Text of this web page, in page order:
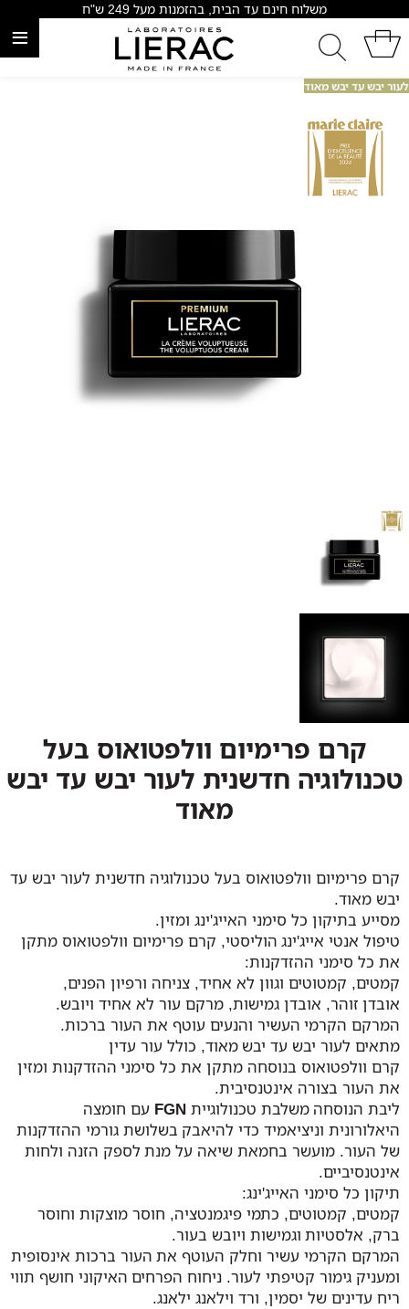
משלוח חינם עד הבית, בהזמנות מעל 249 ש"ח
≡
לעור יבש עד יבש מאוד
קרם פרימיום וולפטואוס בעל
טכנולוגיה חדשנית לעור יבש עד יבש
מאוד
קרם פרימיום וולפטואוס בעל טכנולוגיה חדשנית לעור יבש עד
יבש מאוד.
מסייע בתיקון כל סימני האייג'ינג ומזין.
טיפול אנטי אייג'ינג הוליסטי, קרם פרימיום וולפטואוס מתקן
את כל סימני ההזדקנות:
קמטים, קמטוטים וגוון לא אחיד, צניחה ורפיון הפנים,
אובדן זוהר, אובדן גמישות, מרקם עור לא אחיד ויובש.
המרקם הקרמי העשיר והנעים עוטף את העור ברכות.
מתאים לעור יבש עד יבש מאוד, כולל עור עדין
קרם וולפטואוס בנוסחה מתקן את כל סימני ההזדקנות ומזין
את העור בצורה אינטנסיבית.
ליבת הנוסחה משלבת טכנולוגיית FGN עם חומצה
היאלורונית וניציאמיד כדי להיאבק בשלושת גורמי ההזדקנות
של העור. מועשר בחמאת שיאה על מנת לספק הזנה ולחות
אינטנסיביים.
תיקון כל סימני האייג'ינג:
קמטים, קמטוטים, כתמי פיגמנטציה, חוסר מוצקות וחוסר
ברק, אלסטיות וגמישות ויובש בעור.
המרקם הקרמי עשיר וחלק העוטף את העור ברכות אינסופית
ומעניק גימור קטיפתי לעור. ניחוח הפרחים האיקוני חושף תווי
ריח עדינים של יסמין, ורד וילאנג ילאנג.